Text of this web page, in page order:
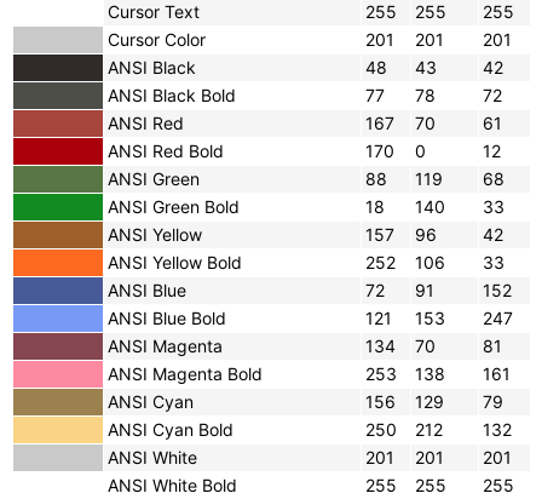
Cursor Text
255 255
255
Cursor Color
201 201
201
ANSI Black
48 43
42
ANSI Black Bold
77 78
72
ANSI Red
167 70
61
ANSI Red Bold
170 0
12
ANSI Green
88 119
68
ANSI Green Bold
18 140
33
ANSI Yellow
157 96
42
ANSI Yellow Bold
252 106
33
ANSI Blue
72 91
152
ANSI Blue Bold
121 153
247
ANSI Magenta
134 70
81
ANSI Magenta Bold
253 138
161
ANSI Cyan
156 129
79
ANSI Cyan Bold
250 212
132
ANSI White
201 201
201
ANSI White Bold
255 255 255